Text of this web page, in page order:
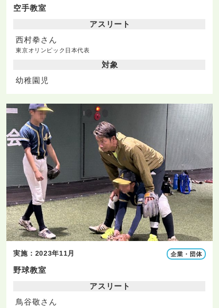
空手教室
アスリート
西村拳さん
東京オリンピック日本代表
対象
幼稚園児
実施：2023年11月 企業・団体
野球教室
アスリート
鳥谷敬さん